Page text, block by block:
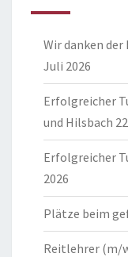
Wir danken
Juli 2026
Erfolgreicher
und Hilsbach
Erfolgreicher
2026
Plätze beim
Reitlehrer (m/